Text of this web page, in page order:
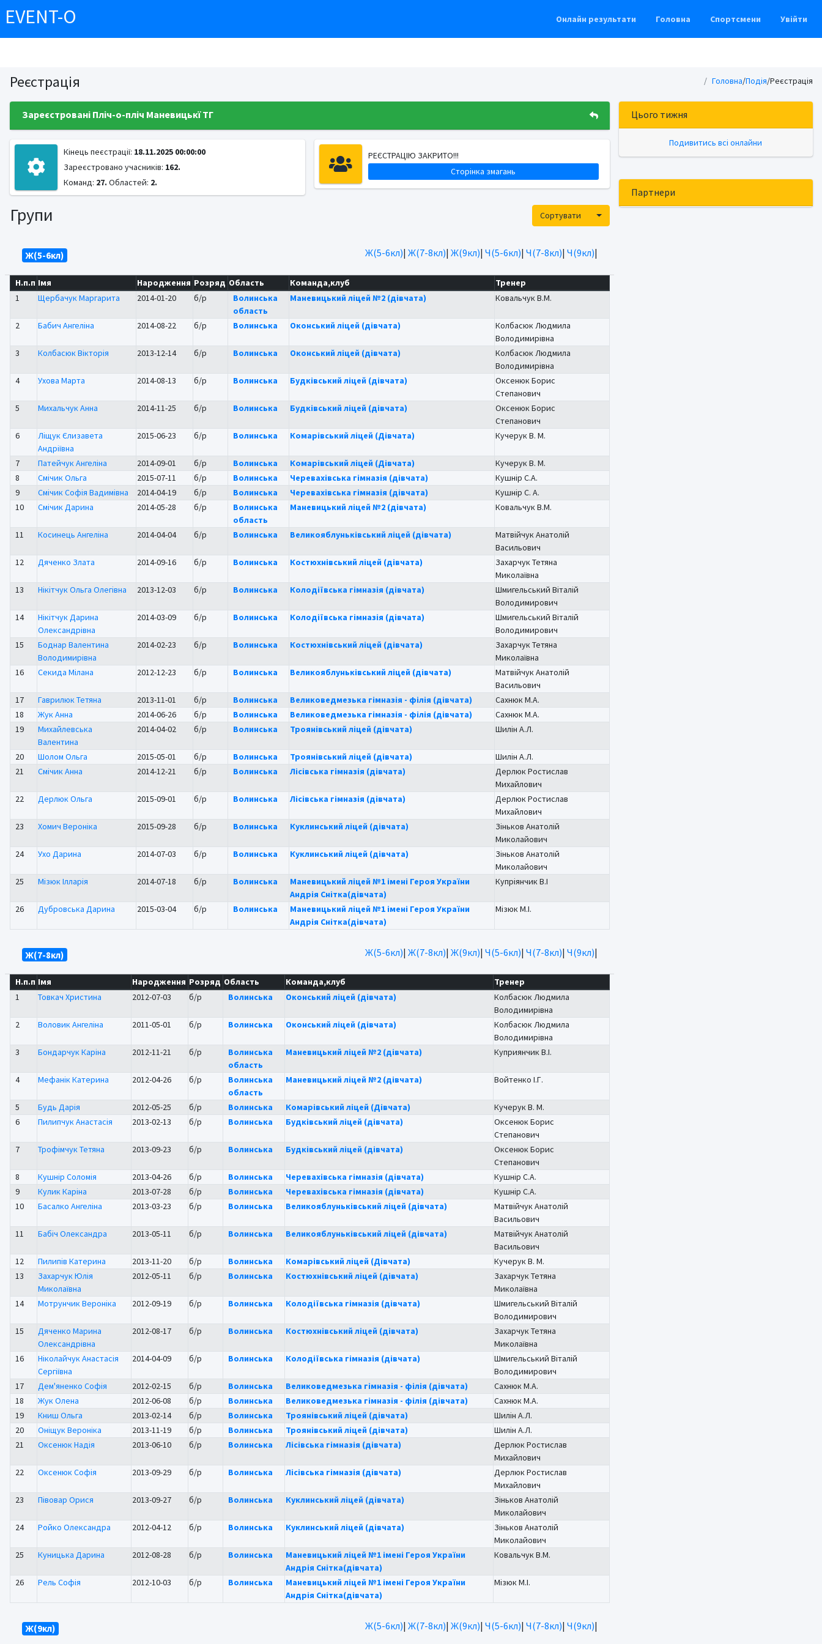
EVENT-O Онлайн результати Головна Спортсмени Увійти
Реєстрація Головна/Подія/Реєстрація
Зареєстровані Пліч-о-пліч Маневицькї ТГ
Кінець пеєстрації: 18.11.2025 00:00:00
Зареєстровано учасників: 162.
Команд: 27. Областей: 2.
РЕЄСТРАЦІЮ ЗАКРИТО!!!
Сторінка змагань
Групи Сортувати Toggle Dropdown
Ж(5-6кл) Ж(5-6кл)| Ж(7-8кл)| Ж(9кл)| Ч(5-6кл)| Ч(7-8кл)| Ч(9кл)|
Н.п.п Імя Народження Розряд Область Команда,клуб
Тренер
1
Щербачук Маргарита 2014-01-20 б/р
Волинська
область
Маневицький ліцей №2 (дівчата) Ковальчук В.М.
2 Бабич Ангеліна 2014-08-22 б/р Волинська Оконський ліцей (дівчата)
Колбасюк Людмила
Володимирівна
3
Колбасюк Вікторія 2013-12-14 б/р Волинська Оконський ліцей (дівчата)
Колбасюк Людмила
Володимирівна
4
Ухова Марта 2014-08-13 б/р Волинська Будківський ліцей (дівчата)
Оксенюк Борис
Степанович
5
Михальчук Анна 2014-11-25 б/р Волинська Будківський ліцей (дівчата)
Оксенюк Борис
Степанович
6
Ліщук Єлизавета
Андріївна
2015-06-23 б/р Волинська Комарівський ліцей (Дівчата) Кучерук В. М.
7 Патейчук Ангеліна 2014-09-01 б/р Волинська Комарівський ліцей (Дівчата)
Кучерук В. М.
8
Смічик Ольга 2015-07-11 б/р Волинська Черевахівська гімназія (дівчата)
Кушнір С.А.
9
Смічик Софія Вадимівна 2014-04-19 б/р Волинська Черевахівська гімназія (дівчата)
Кушнір С. А.
10
Смічик Дарина 2014-05-28 б/р
Волинська
область
Маневицький ліцей №2 (дівчата) Ковальчук В.М.
11 Косинець Ангеліна 2014-04-04 б/р Волинська Великояблуньківський ліцей (дівчата)
Матвійчук Анатолій
Васильович
12
Дяченко Злата 2014-09-16 б/р Волинська Костюхнівський ліцей (дівчата)
Захарчук Тетяна
Миколаївна
13
Нікітчук Ольга Олегівна 2013-12-03 б/р Волинська Колодіївська гімназія (дівчата)
Шмигельський Віталій
Володимирович
14
Нікітчук Дарина
Олександрівна
2014-03-09 б/р Волинська Колодіївська гімназія (дівчата)
Шмигельський Віталій
Володимирович
15
Боднар Валентина
Володимирівна
2014-02-23 б/р Волинська Костюхнівський ліцей (дівчата)
Захарчук Тетяна
Миколаївна
16
Секида Мілана 2012-12-23 б/р Волинська Великояблуньківський ліцей (дівчата)
Матвійчук Анатолій
Васильович
17
Гаврилюк Тетяна 2013-11-01 б/р Волинська Великоведмезька гімназія - філія (дівчата)
Сахнюк М.А.
18
Жук Анна 2014-06-26 б/р Волинська Великоведмезька гімназія - філія (дівчата)
Сахнюк М.А.
19
Михайлевська
Валентина
2014-04-02 б/р Волинська Троянівський ліцей (дівчата) Шилін А.Л.
20 Шолом Ольга 2015-05-01 б/р Волинська Троянівський ліцей (дівчата)
Шилін А.Л.
21
Смічик Анна 2014-12-21 б/р Волинська Лісівська гімназія (дівчата)
Дерлюк Ростислав
Михайлович
22
Дерлюк Ольга 2015-09-01 б/р Волинська Лісівська гімназія (дівчата)
Дерлюк Ростислав
Михайлович
23
Хомич Вероніка 2015-09-28 б/р Волинська Куклинський ліцей (дівчата)
Зіньков Анатолій
Миколайович
24
Ухо Дарина 2014-07-03 б/р Волинська Куклинський ліцей (дівчата)
Зіньков Анатолій
Миколайович
25
Мізюк Ілларія 2014-07-18 б/р Волинська
Маневицький ліцей №1 імені Героя України
Андрія Снітка(дівчата)
Купріянчик В.І
26 Дубровська Дарина 2015-03-04 б/р Волинська
Маневицький ліцей №1 імені Героя України
Андрія Снітка(дівчата)
Мізюк М.І.
Ж(7-8кл) Ж(5-6кл)| Ж(7-8кл)| Ж(9кл)| Ч(5-6кл)| Ч(7-8кл)| Ч(9кл)|
Н.п.п Імя Народження Розряд Область Команда,клуб
Тренер
1
Товкач Христина 2012-07-03 б/р Волинська Оконський ліцей (дівчата)
Колбасюк Людмила
Володимирівна
2
Воловик Ангеліна 2011-05-01 б/р Волинська Оконський ліцей (дівчата)
Колбасюк Людмила
Володимирівна
3
Бондарчук Каріна 2012-11-21 б/р
Волинська
область
Маневицький ліцей №2 (дівчата) Куприянчик В.І.
4 Мефанік Катерина 2012-04-26 б/р
Волинська
область
Маневицький ліцей №2 (дівчата) Войтенко І.Г.
5 Будь Дарія 2012-05-25 б/р Волинська Комарівський ліцей (Дівчата)
Кучерук В. М.
6
Пилипчук Анастасія 2013-02-13 б/р Волинська Будківський ліцей (дівчата)
Оксенюк Борис
Степанович
7
Трофімчук Тетяна 2013-09-23 б/р Волинська Будківський ліцей (дівчата)
Оксенюк Борис
Степанович
8
Кушнір Соломія 2013-04-26 б/р Волинська Черевахівська гімназія (дівчата)
Кушнір С.А.
9
Кулик Каріна 2013-07-28 б/р Волинська Черевахівська гімназія (дівчата)
Кушнір С.А.
10
Басалко Ангеліна 2013-03-23 б/р Волинська Великояблуньківський ліцей (дівчата)
Матвійчук Анатолій
Васильович
11
Бабіч Олександра 2013-05-11 б/р Волинська Великояблуньківський ліцей (дівчата)
Матвійчук Анатолій
Васильович
12
Пилипів Катерина 2013-11-20 б/р Волинська Комарівський ліцей (Дівчата)
Кучерук В. М.
13
Захарчук Юлія
Миколаївна
2012-05-11 б/р Волинська Костюхнівський ліцей (дівчата)
Захарчук Тетяна
Миколаївна
14
Мотрунчик Вероніка 2012-09-19 б/р Волинська Колодіївська гімназія (дівчата)
Шмигельський Віталій
Володимирович
15
Дяченко Марина
Олександрівна
2012-08-17 б/р Волинська Костюхнівський ліцей (дівчата)
Захарчук Тетяна
Миколаївна
16
Ніколайчук Анастасія
Сергіївна
2014-04-09 б/р Волинська Колодіївська гімназія (дівчата)
Шмигельський Віталій
Володимирович
17
Дем'яненко Софія 2012-02-15 б/р Волинська Великоведмезька гімназія - філія (дівчата)
Сахнюк М.А.
18
Жук Олена 2012-06-08 б/р Волинська Великоведмезька гімназія - філія (дівчата)
Сахнюк М.А.
19
Книш Ольга 2013-02-14 б/р Волинська Троянівський ліцей (дівчата)
Шилін А.Л.
20
Оніщук Вероніка 2013-11-19 б/р Волинська Троянівський ліцей (дівчата)
Шилін А.Л.
21
Оксенюк Надія 2013-06-10 б/р Волинська Лісівська гімназія (дівчата)
Дерлюк Ростислав
Михайлович
22
Оксенюк Софія 2013-09-29 б/р Волинська Лісівська гімназія (дівчата)
Дерлюк Ростислав
Михайлович
23
Півовар Орися 2013-09-27 б/р Волинська Куклинський ліцей (дівчата)
Зіньков Анатолій
Миколайович
24
Ройко Олександра 2012-04-12 б/р Волинська Куклинський ліцей (дівчата)
Зіньков Анатолій
Миколайович
25
Куницька Дарина 2012-08-28 б/р Волинська
Маневицький ліцей №1 імені Героя України
Андрія Снітка(дівчата)
Ковальчук В.М.
26 Рель Софія 2012-10-03 б/р Волинська
Маневицький ліцей №1 імені Героя України
Андрія Снітка(дівчата)
Мізюк М.І.
Ж(9кл) Ж(5-6кл)| Ж(7-8кл)| Ж(9кл)| Ч(5-6кл)| Ч(7-8кл)| Ч(9кл)|
Цього тижня
Подивитись всі онлайни
Партнери